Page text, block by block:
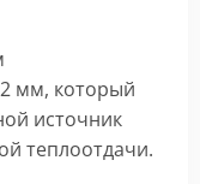
мм, который
источник
теплоотдачи.